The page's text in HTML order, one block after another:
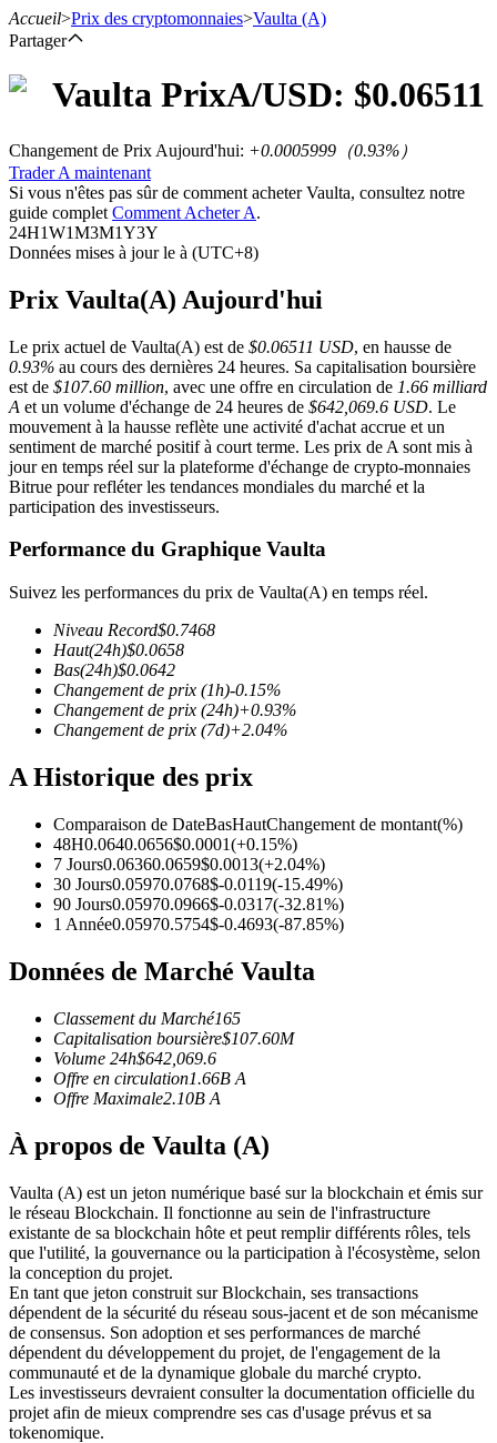
Futures USDT
Futures utilisant l'USDT comme garantie
Futures COIN-M
Contrats à terme sur crypto-monnaie
TradFi
Produits dérivés sur actions, forex, métaux précieux et matières
Futures USDC
Futures utilisant l'USDC comme garantie
Copie de Trading
Rejoignez les meilleurs traders
Accueil>Prix des cryptomonnaies>Vaulta (A)
Partager
Vaulta PrixA/USD: $0.06511
Changement de Prix Aujourd'hui: +0.0005999 （0.93%）
Trader A maintenant
Si vous n'êtes pas sûr de comment acheter Vaulta, consultez notre
guide complet Comment Acheter A.
24H1W1M3M1Y3Y
Données mises à jour le à (UTC+8)
Prix Vaulta(A) Aujourd'hui
Le prix actuel de Vaulta(A) est de $0.06511 USD, en hausse de
0.93% au cours des dernières 24 heures. Sa capitalisation boursière
est de $107.60 million, avec une offre en circulation de 1.66 milliard
A et un volume d'échange de 24 heures de $642,069.6 USD. Le
mouvement à la hausse reflète une activité d'achat accrue et un
sentiment de marché positif à court terme. Les prix de A sont mis à
jour en temps réel sur la plateforme d'échange de crypto-monnaies
Bitrue pour refléter les tendances mondiales du marché et la
participation des investisseurs.
Performance du Graphique Vaulta
Suivez les performances du prix de Vaulta(A) en temps réel.
Niveau Record$0.7468
Haut(24h)$0.0658
Bas(24h)$0.0642
Changement de prix (1h)-0.15%
Changement de prix (24h)+0.93%
Changement de prix (7d)+2.04%
A Historique des prix
Comparaison de DateBasHautChangement de montant(%)
48H0.0640.0656$0.0001(+0.15%)
7 Jours0.06360.0659$0.0013(+2.04%)
30 Jours0.05970.0768$-0.0119(-15.49%)
90 Jours0.05970.0966$-0.0317(-32.81%)
1 Année0.05970.5754$-0.4693(-87.85%)
Données de Marché Vaulta
Classement du Marché165
Capitalisation boursière$107.60M
Volume 24h$642,069.6
Offre en circulation1.66B A
Offre Maximale2.10B A
À propos de Vaulta (A)
Vaulta (A) est un jeton numérique basé sur la blockchain et émis sur
le réseau Blockchain. Il fonctionne au sein de l'infrastructure
existante de sa blockchain hôte et peut remplir différents rôles, tels
que l'utilité, la gouvernance ou la participation à l'écosystème, selon
la conception du projet.
En tant que jeton construit sur Blockchain, ses transactions
dépendent de la sécurité du réseau sous-jacent et de son mécanisme
de consensus. Son adoption et ses performances de marché
dépendent du développement du projet, de l'engagement de la
communauté et de la dynamique globale du marché crypto.
Les investisseurs devraient consulter la documentation officielle du
projet afin de mieux comprendre ses cas d'usage prévus et sa
tokenomique.